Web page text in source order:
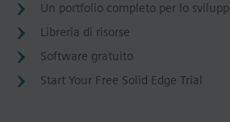
Un portfolio completo per lo
Libreria di risorse
Software gratuito
Start Your Free Solid Edge Trial